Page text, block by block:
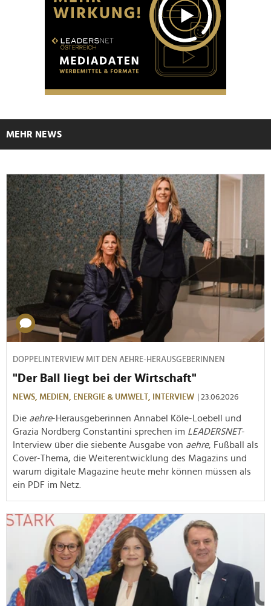
MEHR NEWS
DOPPELINTERVIEW MIT DEN AEHRE-HERAUSGEBERINNEN
"Der Ball liegt bei der Wirtschaft"
NEWS, MEDIEN, ENERGIE & UMWELT, INTERVIEW | 23.06.2026
Die aehre-Herausgeberinnen Annabel Köle-Loebell und
Grazia Nordberg Constantini sprechen im LEADERSNET-
Interview über die siebente Ausgabe von aehre, Fußball als
Cover-Thema, die Weiterentwicklung des Magazins und
warum digitale Magazine heute mehr können müssen als
ein PDF im Netz.